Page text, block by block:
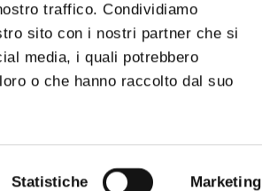
traffico. Condividiamo
sito con i nostri partner che si
media, i quali potrebbero
o che hanno raccolto dal suo
Statistiche Marketing